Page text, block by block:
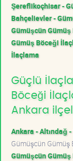
Şereflikoçhisar -
Bahçelievler -
Gümüşcün
Gümüş Böceği
İlaçlama
Güçlü
Böceği
Ankara
Ankara - Altındağ
Gümüşcün Gümüş
Gümüşcün